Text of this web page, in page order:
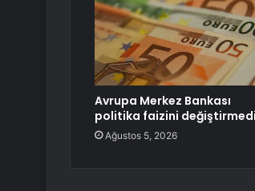
Avrupa Merkez Bankası
politika faizini değiştirmedi
Ağustos 5, 2026